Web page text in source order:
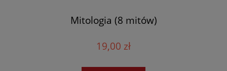
Mitologia (8 mitów)
19,00 zł